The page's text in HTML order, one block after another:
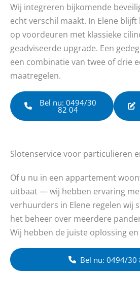
Wij integreren bijkomende
echt verschil maakt. In Elene
op voordeuren met klassieke
geadviseerde upgrade. Een
een combinatie van twee of drie
maatregelen.
Bel nu: 0494/30
82 04
Slotenservice voor particulieren
Of u nu in een appartement
uitbaat — wij hebben ervaring
verhuurders in Elene regelen wij
het beheer over meerdere
Wij hebben de juiste oplossing
Bel nu: 0494/30